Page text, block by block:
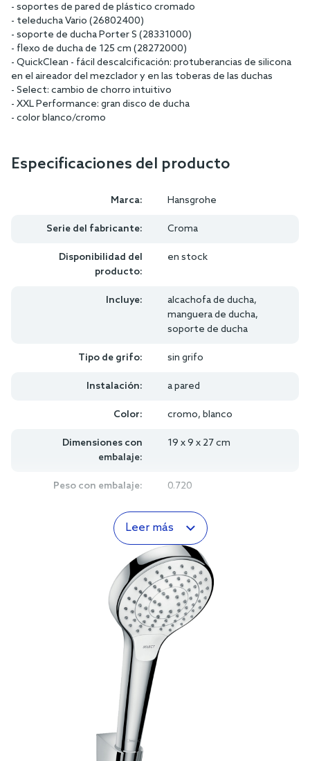
- soportes de pared de plástico cromado
- teleducha Vario (26802400)
- soporte de ducha Porter S (28331000)
- flexo de ducha de 125 cm (28272000)
- QuickClean - fácil descalcificación: protuberancias de silicona
en el aireador del mezclador y en las toberas de las duchas
- Select: cambio de chorro intuitivo
- XXL Performance: gran disco de ducha
- color blanco/cromo
Especificaciones del producto
Marca: Hansgrohe
Serie del fabricante: Croma
Disponibilidad del
producto:
en stock
Incluye:
alcachofa de ducha,
manguera de ducha,
soporte de ducha
Tipo de grifo: sin grifo
Instalación: a pared
Color: cromo, blanco
Dimensiones con
embalaje:
19 x 9 x 27 cm
Peso con embalaje: 0.720
Leer más